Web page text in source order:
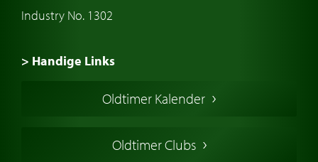
Industry No. 1302
> Handige Links
Amerikaanse oldtimers
Oldtimer Kalender
Oldtimer Clubs